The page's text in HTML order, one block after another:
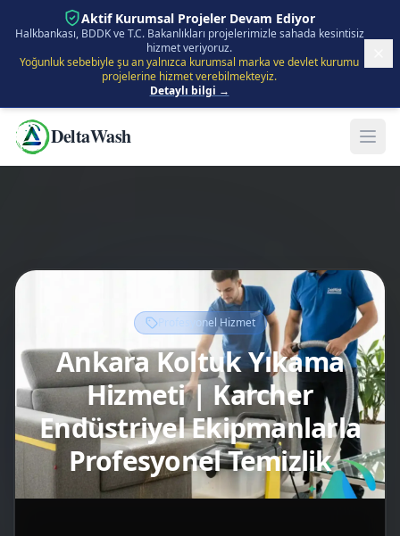
İçeriğe Atla Aktif Kurumsal Projeler Devam Ediyor
Halkbankası, BDDK ve T.C. Bakanlıkları projelerimizle sahada kesintisiz
hizmet veriyoruz.
Yoğunluk sebebiyle şu an yalnızca kurumsal marka ve devlet kurumu
projelerine hizmet verebilmekteyiz.
Detaylı bilgi →
DeltaWash
Profesyonel Hizmet
Ankara Koltuk Yıkama
Hizmeti | Karcher
Endüstriyel Ekipmanlarla
Profesyonel Temizlik